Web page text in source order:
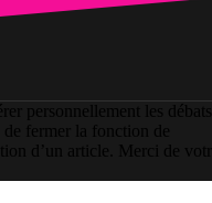
personnellement les débats
de fermer la fonction de
d’un article. Merci de